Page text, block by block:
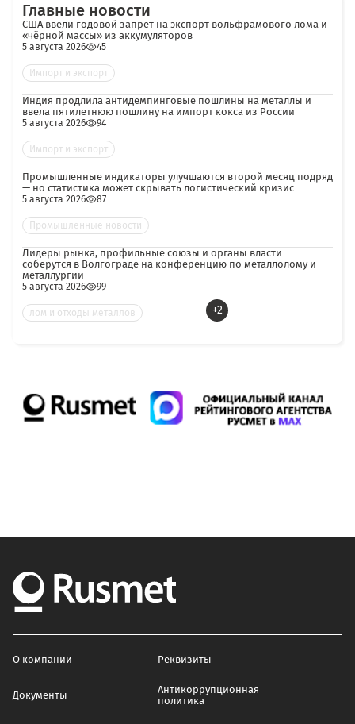
Главные новости
США ввели годовой запрет на экспорт вольфрамового лома и
«чёрной массы» из аккумуляторов
5 августа 2026 45
Импорт и экспорт
Индия продлила антидемпинговые пошлины на металлы и
ввела пятилетнюю пошлину на импорт кокса из России
5 августа 2026 94
Импорт и экспорт
Промышленные индикаторы улучшаются второй месяц подряд
— но статистика может скрывать логистический кризис
5 августа 2026 87
Промышленные новости
Лидеры рынка, профильные союзы и органы власти
соберутся в Волгограде на конференцию по металлолому и
металлургии
5 августа 2026 99
лом и отходы металлов +2
О компании Реквизиты
Документы
Антикоррупционная
политика